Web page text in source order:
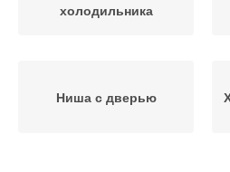
холодильника
Ниша с дверью